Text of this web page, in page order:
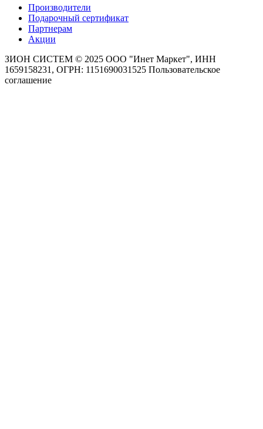
Производители
Подарочный сертификат
Партнерам
Акции
ЗИОН СИСТЕМ © 2025 ООО "Инет Маркет", ИНН
1659158231, ОГРН: 1151690031525 Пользовательское
соглашение